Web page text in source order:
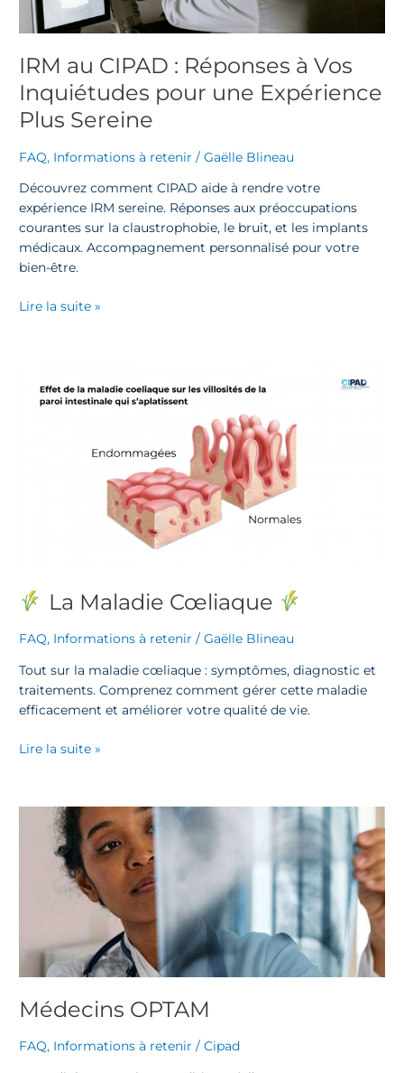
IRM au CIPAD : Réponses à Vos
Inquiétudes pour une Expérience
Plus Sereine
FAQ, Informations à retenir /Gaëlle Blineau
Découvrez comment CIPAD aide à rendre votre
expérience IRM sereine. Réponses aux préoccupations
courantes sur la claustrophobie, le bruit, et les implants
médicaux. Accompagnement personnalisé pour votre
bien-être.
pour
Expérience
Sereine
Lire la suite »
La Maladie Cœliaque
FAQ, Informations à retenir /Gaëlle Blineau
Tout sur la maladie cœliaque : symptômes, diagnostic et
traitements. Comprenez comment gérer cette maladie
efficacement et améliorer votre qualité de vie.
Lire la suite »
Médecins OPTAM
FAQ, Informations à retenir /Cipad
Médecins
OPTAM